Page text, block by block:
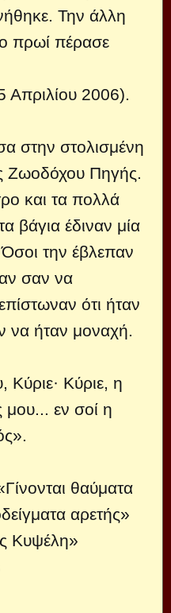
Την άλλη
πρωί πέρασε
Απριλίου 2006).
στην στολισμένη
Ζωοδόχου Πηγής.
και τα πολλά
βάγια έδιναν μία
την έβλεπαν
σαν να
ότι ήταν
να ήταν μοναχή.
Κύριε, η
μου... εν σοί η
θαύματα
αρετής»
Κυψέλη»